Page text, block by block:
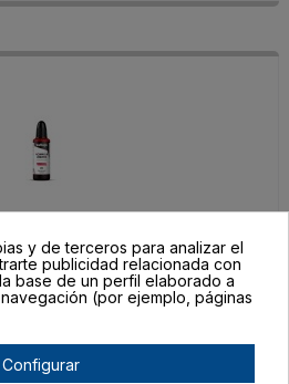
V33250
Rojo Carmesí
3,65 € 2,92 €
y de terceros para analizar el
publicidad relacionada con
base de un perfil elaborado a
(por ejemplo, páginas
Configurar